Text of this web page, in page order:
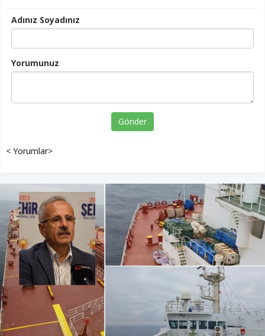
Adınız Soyadınız
Yorumunuz
Gönder
< Yorumlar>